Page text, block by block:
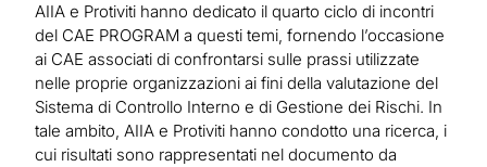
AIIA e Protiviti hanno dedicato il quarto ciclo di incontri
del CAE PROGRAM a questi temi, fornendo l’occasione
ai CAE associati di confrontarsi sulle prassi utilizzate
nelle proprie organizzazioni ai fini della valutazione del
Sistema di Controllo Interno e di Gestione dei Rischi. In
tale ambito, AIIA e Protiviti hanno condotto una ricerca, i
cui risultati sono rappresentati nel documento da